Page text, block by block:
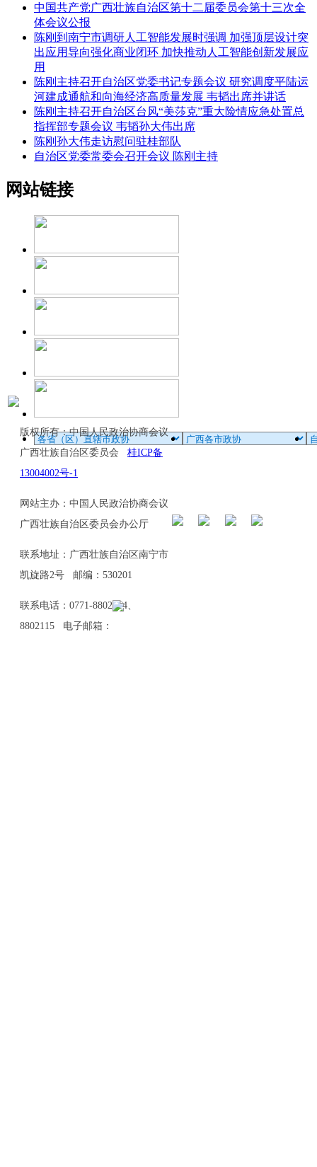
中国共产党广西壮族自治区第十二届委员会第十三次全
体会议公报
陈刚到南宁市调研人工智能发展时强调 加强顶层设计突
出应用导向强化商业闭环 加快推动人工智能创新发展应
用
陈刚主持召开自治区党委书记专题会议 研究调度平陆运
河建成通航和向海经济高质量发展 韦韬出席并讲话
陈刚主持召开自治区台风“美莎克”重大险情应急处置总
指挥部专题会议 韦韬孙大伟出席
陈刚孙大伟走访慰问驻桂部队
自治区党委常委会召开会议 陈刚主持
网站链接
版权所有：中国人民政治协商会议
广西壮族自治区委员会 桂ICP备
13004002号-1
网站主办：中国人民政治协商会议
广西壮族自治区委员会办公厅
联系地址：广西壮族自治区南宁市
凯旋路2号 邮编：530201
联系电话：0771-8802114、
8802115 电子邮箱：